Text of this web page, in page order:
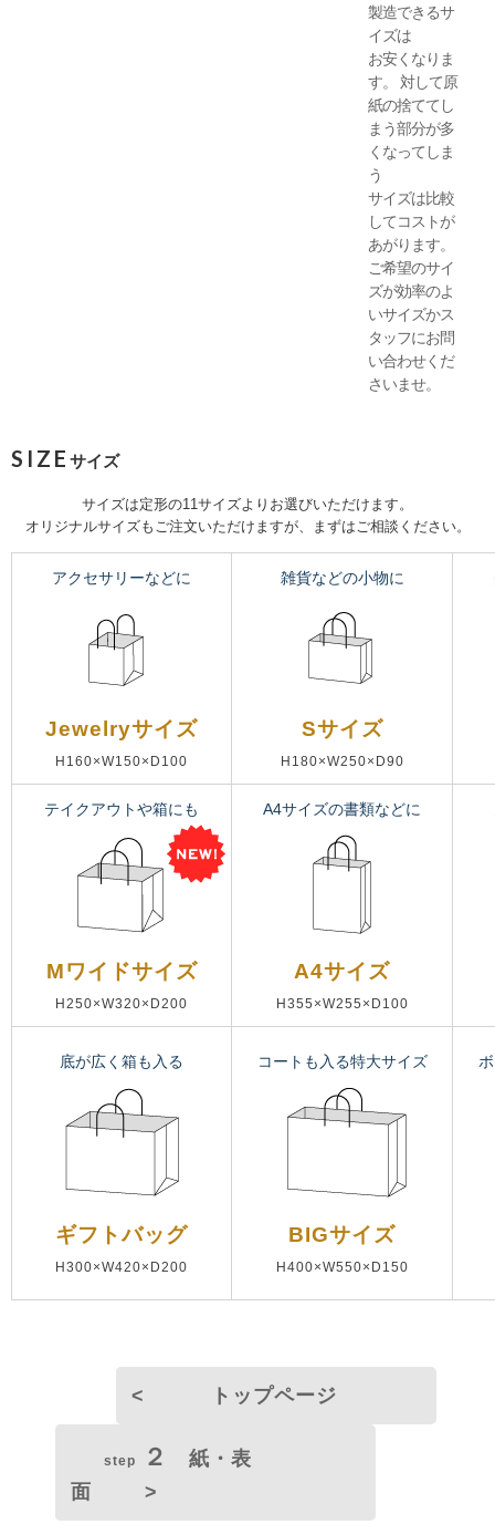
製造できるサ
イズは
お安くなりま
す。 対して原
紙の捨ててし
まう部分が多
くなってしま
う
サイズは比較
してコストが
あがります。
ご希望のサイ
ズが効率のよ
いサイズかス
タッフにお問
い合わせくだ
さいませ。
SIZE サイズ
サイズは定形の11サイズよりお選びいただけます。
オリジナルサイズもご注文いただけますが、まずはご相談ください。
アクセサリーなどに
Jewelryサイズ
H160×W150×D100
雑貨などの小物に
Sサイズ
H180×W250×D90
テイクアウトや箱にも
Mワイドサイズ
H250×W320×D200
A4サイズの書類などに
A4サイズ
H355×W255×D100
底が広く箱も入る
ギフトバッグ
H300×W420×D200
コートも入る特大サイズ
BIGサイズ
H400×W550×D150
< トップページ
step ２
紙・表
面 >